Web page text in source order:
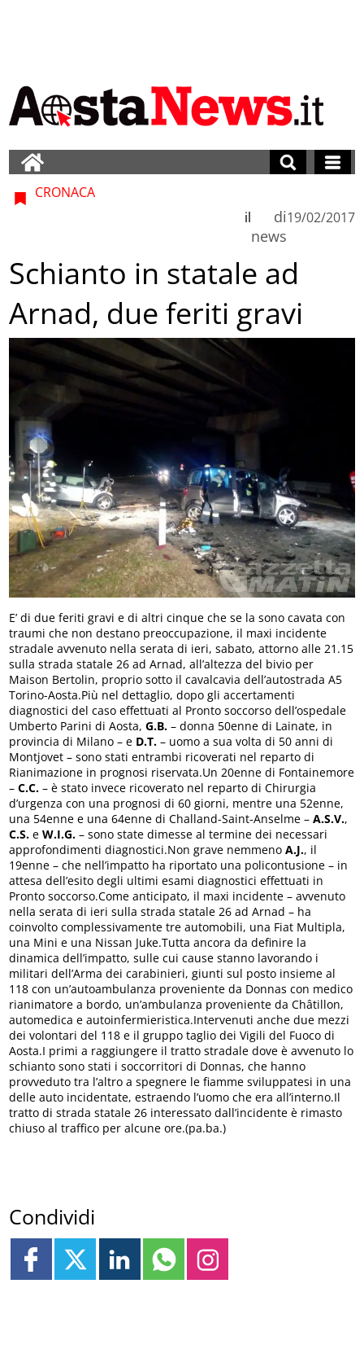
CRONACA
di
news
il 19/02/2017
Schianto in statale ad
Arnad, due feriti gravi
E’ di due feriti gravi e di altri cinque che se la sono cavata con
traumi che non destano preoccupazione, il maxi incidente
stradale avvenuto nella serata di ieri, sabato, attorno alle 21.15
sulla strada statale 26 ad Arnad, all’altezza del bivio per
Maison Bertolin, proprio sotto il cavalcavia dell’autostrada A5
Torino-Aosta.Più nel dettaglio, dopo gli accertamenti
diagnostici del caso effettuati al Pronto soccorso dell’ospedale
Umberto Parini di Aosta,G.B. – donna 50enne di Lainate, in
provincia di Milano – e D.T. – uomo a sua volta di 50 anni di
Montjovet – sono stati entrambi ricoverati nel reparto di
Rianimazione in prognosi riservata.Un 20enne di Fontainemore
–C.C. – è stato invece ricoverato nel reparto di Chirurgia
d’urgenza con una prognosi di 60 giorni, mentre una 52enne,
una 54enne e una 64enne di Challand-Saint-Anselme – A.S.V.,
C.S. eW.I.G. – sono state dimesse al termine dei necessari
approfondimenti diagnostici.Non grave nemmeno A.J., il
19enne – che nell’impatto ha riportato una policontusione – in
attesa dell’esito degli ultimi esami diagnostici effettuati in
Pronto soccorso.Come anticipato, il maxi incidente – avvenuto
nella serata di ieri sulla strada statale 26 ad Arnad – ha
coinvolto complessivamente tre automobili, una Fiat Multipla,
una Mini e una Nissan Juke.Tutta ancora da definire la
dinamica dell’impatto, sulle cui cause stanno lavorando i
militari dell’Arma dei carabinieri, giunti sul posto insieme al
118 con un’autoambulanza proveniente da Donnas con medico
rianimatore a bordo, un’ambulanza proveniente da Châtillon,
automedica e autoinfermieristica.Intervenuti anche due mezzi
dei volontari del 118 e il gruppo taglio dei Vigili del Fuoco di
Aosta.I primi a raggiungere il tratto stradale dove è avvenuto lo
schianto sono stati i soccorritori di Donnas, che hanno
provveduto tra l’altro a spegnere le fiamme sviluppatesi in una
delle auto incidentate, estraendo l’uomo che era all’interno.Il
tratto di strada statale 26 interessato dall’incidente è rimasto
chiuso al traffico per alcune ore.(pa.ba.)
Condividi